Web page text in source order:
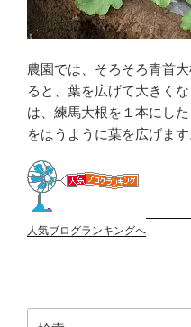
農園では、そろそろ青首
ると、葉を広げて大きく
は、練馬大根を１本にし
をはうように葉を広げます
人気ブログランキングへ